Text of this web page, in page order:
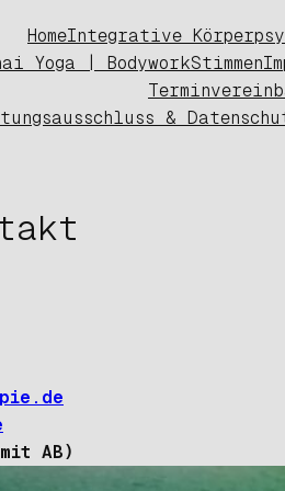
HomeIntegrative
Yoga | BodyworkStimmen
&
AB)